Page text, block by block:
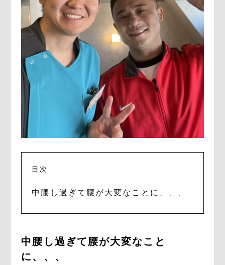
目次
中腰し過ぎて腰が大変なことに、、、
中腰し過ぎて腰が大変なこと
に、、、